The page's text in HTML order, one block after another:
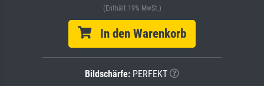
(Enthält 19% MwSt.)
In den Warenkorb
Bildschärfe: PERFEKT